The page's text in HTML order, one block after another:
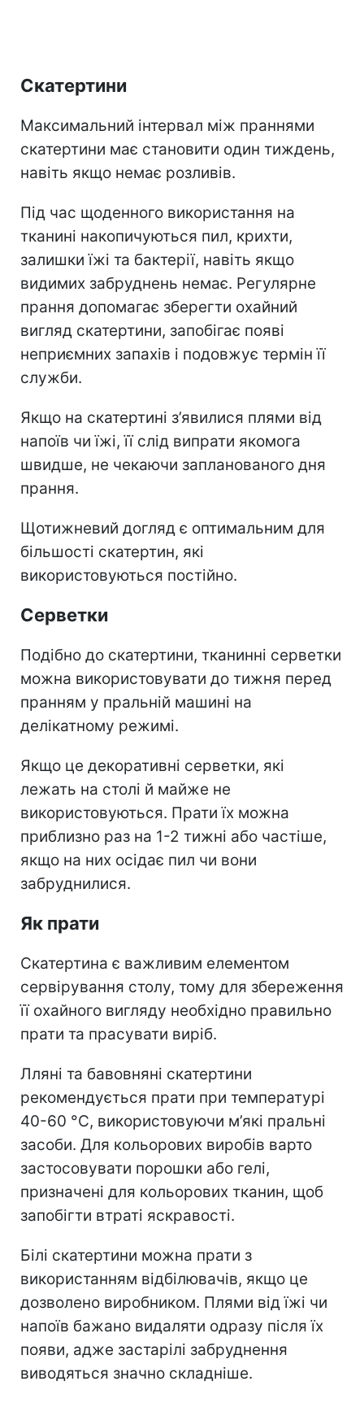
Скатертини
Максимальний інтервал між праннями
скатертини має становити один тиждень,
навіть якщо немає розливів.
Під час щоденного використання на
тканині накопичуються пил, крихти,
залишки їжі та бактерії, навіть якщо
видимих забруднень немає. Регулярне
прання допомагає зберегти охайний
вигляд скатертини, запобігає появі
неприємних запахів і подовжує термін її
служби.
Якщо на скатертині з’явилися плями від
напоїв чи їжі, її слід випрати якомога
швидше, не чекаючи запланованого дня
прання.
Щотижневий догляд є оптимальним для
більшості скатертин, які
використовуються постійно.
Серветки
Подібно до скатертини, тканинні серветки
можна використовувати до тижня перед
пранням у пральній машині на
делікатному режимі.
Якщо це декоративні серветки, які
лежать на столі й майже не
використовуються. Прати їх можна
приблизно раз на 1-2 тижні або частіше,
якщо на них осідає пил чи вони
забруднилися.
Як прати
Скатертина є важливим елементом
сервірування столу, тому для збереження
її охайного вигляду необхідно правильно
прати та прасувати виріб.
Лляні та бавовняні скатертини
рекомендується прати при температурі
40-60 °C, використовуючи м’які пральні
засоби. Для кольорових виробів варто
застосовувати порошки або гелі,
призначені для кольорових тканин, щоб
запобігти втраті яскравості.
Білі скатертини можна прати з
використанням відбілювачів, якщо це
дозволено виробником. Плями від їжі чи
напоїв бажано видаляти одразу після їх
появи, адже застарілі забруднення
виводяться значно складніше.